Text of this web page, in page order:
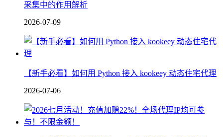
采集中的作用解析
2026-07-09
【新手必看】如何用 Python 接入 kookeey 动态住宅代理
2026-07-06